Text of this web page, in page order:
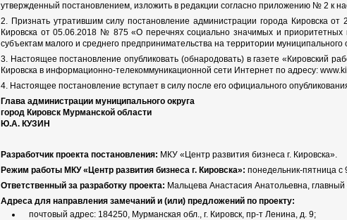
утвержденный постановлением, изложить в редакции согласно приложению № 2 к
2. Признать утратившим силу постановление администрации города Кировска
Кировска от 05.06.2018 № 875 «О перечнях социально значимых и
субъектам малого и среднего предпринимательства на территории
3. Настоящее постановление опубликовать (обнародовать) в газете «Кировский
Кировска в информационно-телекоммуникационной сети Интернет по адресу:
4. Настоящее постановление вступает в силу после его официального
Глава администрации муниципального округа
город Кировск Мурманской области
Ю.А. КУЗИН
Разработчик проекта постановления: МКУ «Центр развития бизнеса г. Кировска».
Режим работы МКУ «Центр развития бизнеса г. Кировска»: понедельник-пятница
Ответственный за разработку проекта: Мальцева Анастасия Анатольевна,
Адреса для направления замечаний и (или) предложений по проекту:
почтовый адрес: 184250, Мурманская обл., г. Кировск, пр-т Ленина, д. 9;